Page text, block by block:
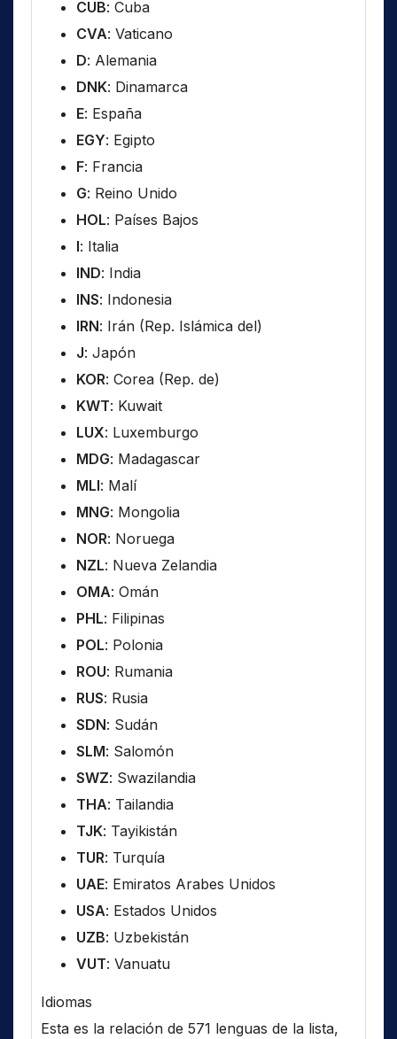
CUB: Cuba
CVA: Vaticano
D: Alemania
DNK: Dinamarca
E: España
EGY: Egipto
F: Francia
G: Reino Unido
HOL: Países Bajos
I: Italia
IND: India
INS: Indonesia
IRN: Irán (Rep. Islámica del)
J: Japón
KOR: Corea (Rep. de)
KWT: Kuwait
LUX: Luxemburgo
MDG: Madagascar
MLI: Malí
MNG: Mongolia
NOR: Noruega
NZL: Nueva Zelandia
OMA: Omán
PHL: Filipinas
POL: Polonia
ROU: Rumania
RUS: Rusia
SDN: Sudán
SLM: Salomón
SWZ: Swazilandia
THA: Tailandia
TJK: Tayikistán
TUR: Turquía
UAE: Emiratos Arabes Unidos
USA: Estados Unidos
UZB: Uzbekistán
VUT: Vanuatu
Idiomas
Esta es la relación de 571 lenguas de la lista,